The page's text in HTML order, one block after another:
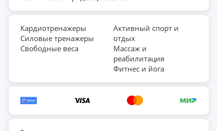
Кардиотренажеры
Силовые тренажеры
Свободные веса
Активный спорт и
отдых
Массаж и
реабилитация
Фитнес и йога